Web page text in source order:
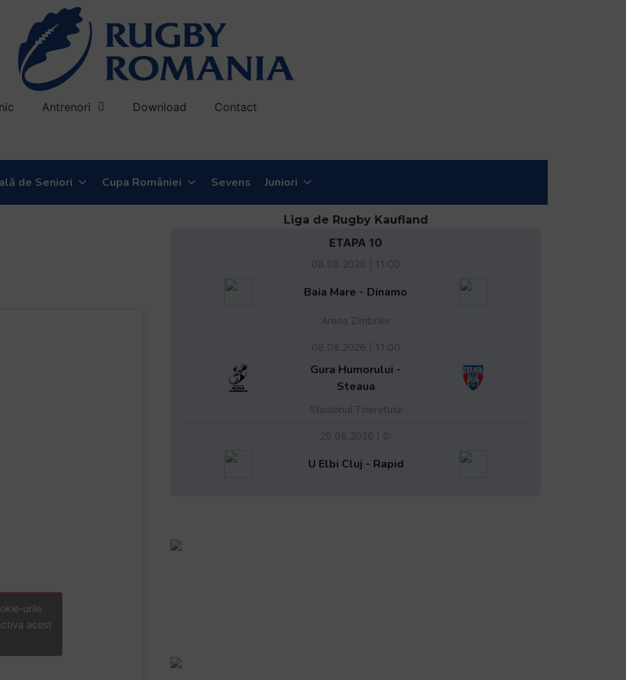
Antrenori Download Contact
de Seniori Cupa României Sevens Juniori
urile
acest
Liga de Rugby Kaufland
ETAPA 10
08.08.2026 | 11:00
Baia Mare - Dinamo
Arena Zimbrilor
08.08.2026 | 11:00
Gura Humorului -
Steaua
Stadionul Tineretului
29.08.2026 | 0:
U Elbi Cluj - Rapid